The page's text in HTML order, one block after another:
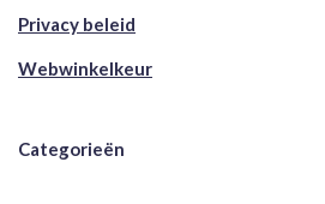
Privacy beleid
Webwinkelkeur
Categorieën